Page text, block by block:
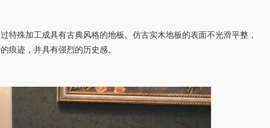
特殊加工成具有古典风格的地板。仿古实木地板的表面不光滑平整，
痕迹，并具有强烈的历史感。